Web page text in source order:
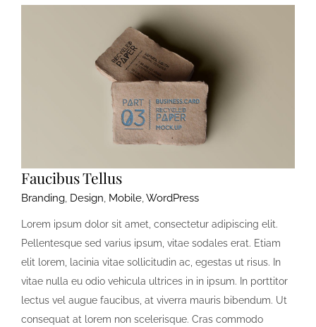
Faucibus Tellus
Branding, Design, Mobile,WordPress
Lorem ipsum dolor sit amet, consectetur adipiscing elit.
Pellentesque sed varius ipsum, vitae sodales erat. Etiam
elit lorem, lacinia vitae sollicitudin ac, egestas ut risus. In
vitae nulla eu odio vehicula ultrices in in ipsum. In porttitor
lectus vel augue faucibus, at viverra mauris bibendum. Ut
consequat at lorem non scelerisque. Cras commodo